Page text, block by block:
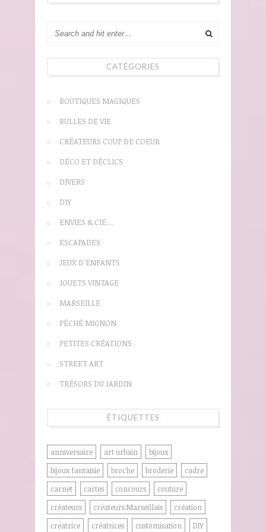
CATÉGORIES
BOUTIQUES MAGIQUES
BULLES DE VIE
CRÉATEURS COUP DE COEUR
DÉCO ET DÉCLICS
DIVERS
DIY
ENVIES & CIE…
ESCAPADES
JEUX D'ENFANTS
JOUETS VINTAGE
MARSEILLE
PÉCHÉ MIGNON
PETITES CRÉATIONS
STREET ART
TRÉSORS DU JARDIN
ÉTIQUETTES
anniversaire art urbain
bijoux
bijoux fantaisie
broche broderie
cadre
carnet
cartes concours
couture
créateurs
créateurs Marseillais
création
créatrice
créatrices customisation DIY